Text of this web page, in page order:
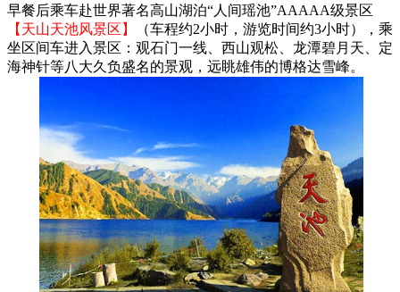
早餐后乘车赴世界著名高山湖泊“人间瑶池”AAAAA级景区
【天山天池风景区】
（车程约2小时，游览时间约3小时），乘
坐区间车进入景区：观石门一线、西山观松、龙潭碧月天、定
海神针等八大久负盛名的景观，远眺雄伟的博格达雪峰。